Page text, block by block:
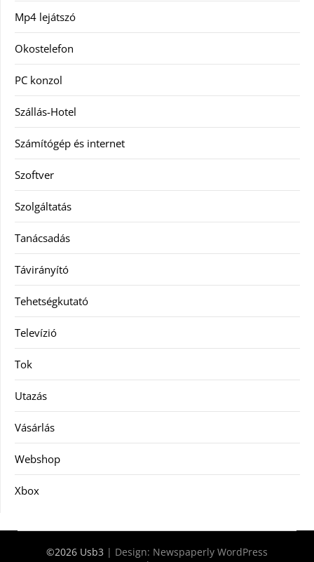
Mp4 lejátszó
Okostelefon
PC konzol
Szállás-Hotel
Számítógép és internet
Szoftver
Szolgáltatás
Tanácsadás
Távirányító
Tehetségkutató
Televízió
Tok
Utazás
Vásárlás
Webshop
Xbox
©2026 Usb3 | Design: Newspaperly WordPress